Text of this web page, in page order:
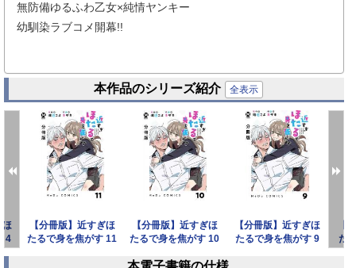
無防備ゆるふわ乙女×純情ヤンキー
幼馴染ラブコメ開幕!!
本作品のシリーズ紹介 全表示
ほ
4
【分冊版】近すぎほ
たるで身を焦がす 11
【分冊版】近すぎほ
たるで身を焦がす 10
【分冊版】近すぎほ
たるで身を焦がす 9
た